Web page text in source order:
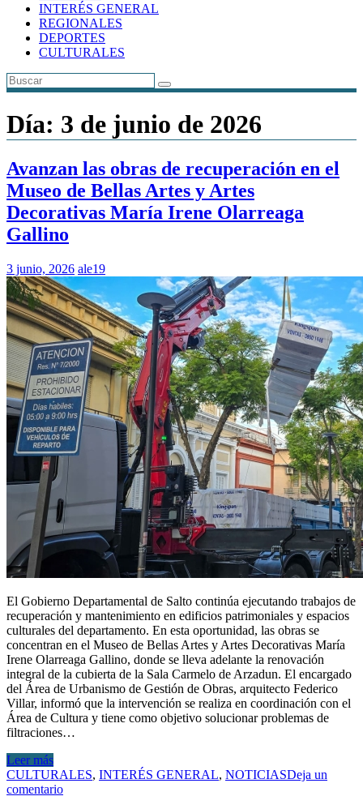
INTERÉS GENERAL
REGIONALES
DEPORTES
CULTURALES
Día: 3 de junio de 2026
Avanzan las obras de recuperación en el
Museo de Bellas Artes y Artes
Decorativas María Irene Olarreaga
Gallino
3 junio, 2026 ale19
El Gobierno Departamental de Salto continúa ejecutando trabajos de
recuperación y mantenimiento en edificios patrimoniales y espacios
culturales del departamento. En esta oportunidad, las obras se
concentran en el Museo de Bellas Artes y Artes Decorativas María
Irene Olarreaga Gallino, donde se lleva adelante la renovación
integral de la cubierta de la Sala Carmelo de Arzadun. El encargado
del Área de Urbanismo de Gestión de Obras, arquitecto Federico
Villar, informó que la intervención se realiza en coordinación con el
Área de Cultura y tiene como objetivo solucionar problemas de
filtraciones…
Leer más
CULTURALES, INTERÉS GENERAL, NOTICIASDeja un
comentario